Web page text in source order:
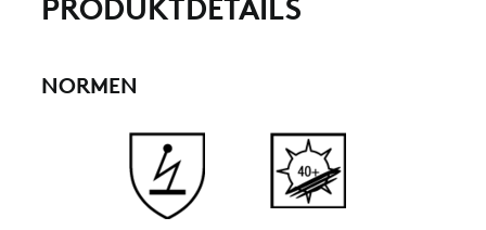
PRODUKTDETAILS
NORMEN